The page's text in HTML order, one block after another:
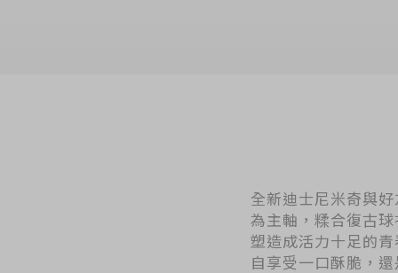
全新迪士尼米奇與
為主軸，糅合復古
塑造成活力十足的
自享受一口酥脆，